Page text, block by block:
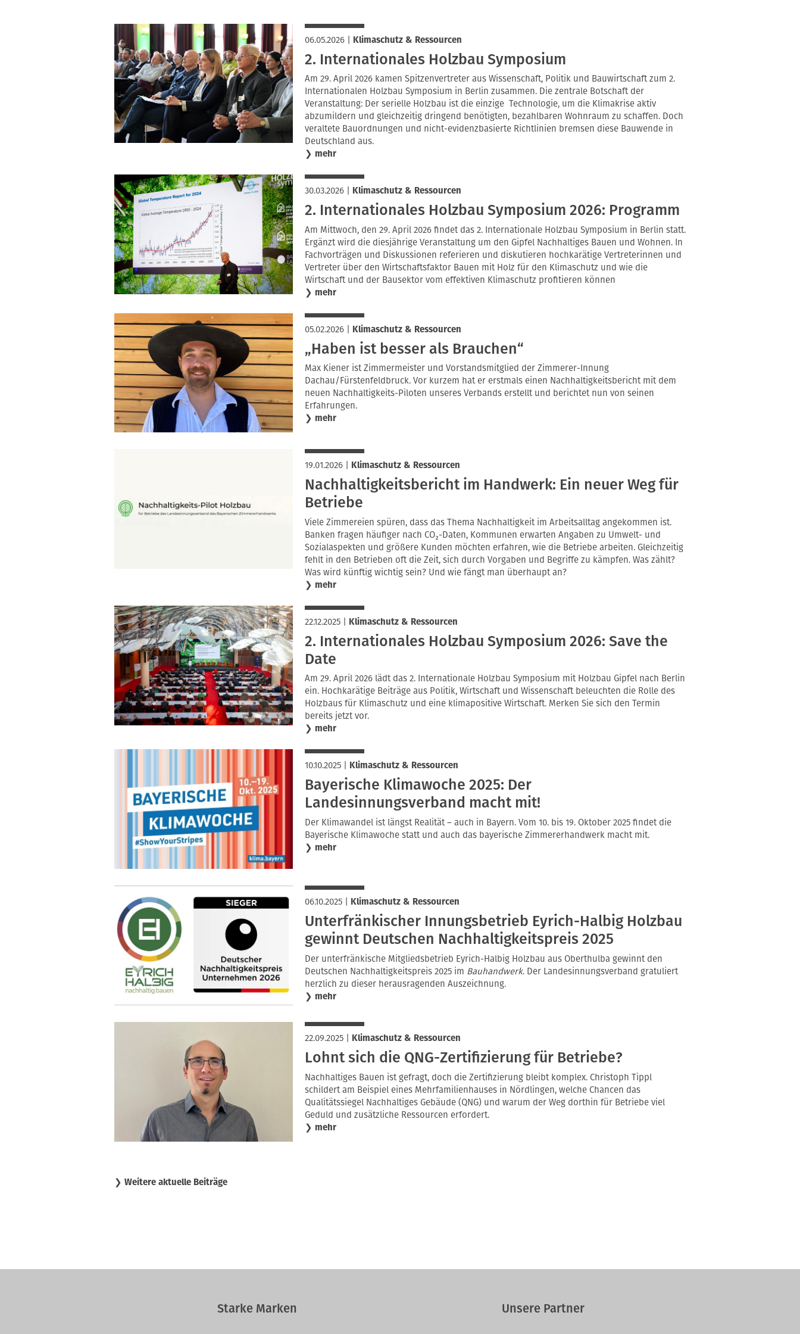
06.05.2026| Klimaschutz & Ressourcen
2. Internationales Holzbau Symposium
Am 29. April 2026 kamen Spitzenvertreter aus Wissenschaft, Politik und Bauwirtschaft zum 2.
Internationalen Holzbau Symposium in Berlin zusammen. Die zentrale Botschaft der
Veranstaltung: Der serielle Holzbau ist die einzige Technologie, um die Klimakrise aktiv
abzumildern und gleichzeitig dringend benötigten, bezahlbaren Wohnraum zu schaffen. Doch
veraltete Bauordnungen und nicht-evidenzbasierte Richtlinien bremsen diese Bauwende in
Deutschland aus.
❯ mehr
30.03.2026| Klimaschutz & Ressourcen
2. Internationales Holzbau Symposium 2026: Programm
Am Mittwoch, den 29. April 2026 findet das 2. Internationale Holzbau Symposium in Berlin statt.
Ergänzt wird die diesjährige Veranstaltung um den Gipfel Nachhaltiges Bauen und Wohnen. In
Fachvorträgen und Diskussionen referieren und diskutieren hochkarätige Vertreterinnen und
Vertreter über den Wirtschaftsfaktor Bauen mit Holz für den Klimaschutz und wie die
Wirtschaft und der Bausektor vom effektiven Klimaschutz profitieren können
❯ mehr
05.02.2026| Klimaschutz & Ressourcen
„Haben ist besser als Brauchen“
Max Kiener ist Zimmermeister und Vorstandsmitglied der Zimmerer-Innung
Dachau/Fürstenfeldbruck. Vor kurzem hat er erstmals einen Nachhaltigkeitsbericht mit dem
neuen Nachhaltigkeits-Piloten unseres Verbands erstellt und berichtet nun von seinen
Erfahrungen.
❯ mehr
19.01.2026| Klimaschutz & Ressourcen
Nachhaltigkeitsbericht im Handwerk: Ein neuer Weg für
Betriebe
Viele Zimmereien spüren, dass das Thema Nachhaltigkeit im Arbeitsalltag angekommen ist.
Banken fragen häufiger nach CO₂-Daten, Kommunen erwarten Angaben zu Umwelt- und
Sozialaspekten und größere Kunden möchten erfahren, wie die Betriebe arbeiten. Gleichzeitig
fehlt in den Betrieben oft die Zeit, sich durch Vorgaben und Begriffe zu kämpfen. Was zählt?
Was wird künftig wichtig sein? Und wie fängt man überhaupt an?
❯ mehr
22.12.2025| Klimaschutz & Ressourcen
2. Internationales Holzbau Symposium 2026: Save the
Date
Am 29. April 2026 lädt das 2. Internationale Holzbau Symposium mit Holzbau Gipfel nach Berlin
ein. Hochkarätige Beiträge aus Politik, Wirtschaft und Wissenschaft beleuchten die Rolle des
Holzbaus für Klimaschutz und eine klimapositive Wirtschaft. Merken Sie sich den Termin
bereits jetzt vor.
❯ mehr
10.10.2025| Klimaschutz & Ressourcen
Bayerische Klimawoche 2025: Der
Landesinnungsverband macht mit!
Der Klimawandel ist längst Realität – auch in Bayern. Vom 10. bis 19. Oktober 2025 findet die
Bayerische Klimawoche statt und auch das bayerische Zimmererhandwerk macht mit.
❯ mehr
06.10.2025| Klimaschutz & Ressourcen
Unterfränkischer Innungsbetrieb Eyrich-Halbig Holzbau
gewinnt Deutschen Nachhaltigkeitspreis 2025
Der unterfränkische Mitgliedsbetrieb Eyrich-Halbig Holzbau aus Oberthulba gewinnt den
Deutschen Nachhaltigkeitspreis 2025 im Bauhandwerk. Der Landesinnungsverband gratuliert
herzlich zu dieser herausragenden Auszeichnung.
❯ mehr
22.09.2025| Klimaschutz & Ressourcen
Lohnt sich die QNG-Zertifizierung für Betriebe?
Nachhaltiges Bauen ist gefragt, doch die Zertifizierung bleibt komplex. Christoph Tippl
schildert am Beispiel eines Mehrfamilienhauses in Nördlingen, welche Chancen das
Qualitätssiegel Nachhaltiges Gebäude (QNG) und warum der Weg dorthin für Betriebe viel
Geduld und zusätzliche Ressourcen erfordert.
❯ mehr
❯ Weitere aktuelle Beiträge
Starke Marken Unsere Partner